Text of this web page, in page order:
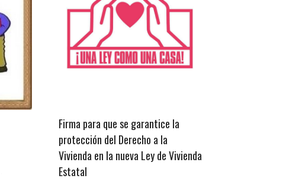
Firma para que se garantice la
protección del Derecho a la
Vivienda en la nueva Ley de Vivienda
Estatal